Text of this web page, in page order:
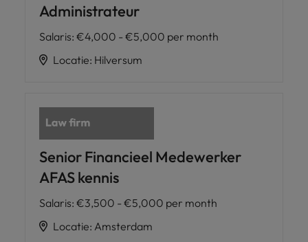
Administrateur
Salaris: €4,000 - €5,000 per month
Locatie: Hilversum
Senior Financieel Medewerker
AFAS kennis
Salaris: €3,500 - €5,000 per month
Locatie: Amsterdam